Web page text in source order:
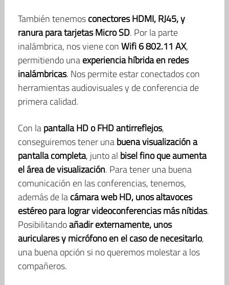
También tenemosconectores HDMI, RJ45, y
ranura para tarjetas Micro SD. Por la parte
inalámbrica, nos viene conWifi 6 802.11 AX,
permitiendo unaexperiencia híbrida en redes
inalámbricas. Nos permite estar conectados con
herramientas audiovisuales y de conferencia de
primera calidad.
Con lapantalla HD o FHD antirreflejos,
conseguiremos tener unabuena visualización a
pantalla completa, junto al bisel fino que aumenta
el área de visualización. Para tener una buena
comunicación en las conferencias, tenemos,
además de lacámara web HD, unos altavoces
estéreo para lograr videoconferencias más nítidas.
Posibilitandoañadir externamente, unos
auriculares y micrófono en el caso de necesitarlo,
una buena opción si no queremos molestar a los
compañeros.